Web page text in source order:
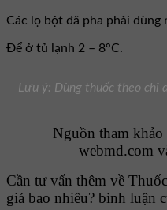
Các lọ bột đã pha phải dùng
Để ở tủ lạnh 2 – 8°C.
Lưu ý: Dùng thuốc theo chỉ
Nguồn tham
webmd.com
Cần tư vấn thêm về
giá bao nhiêu? bình luận